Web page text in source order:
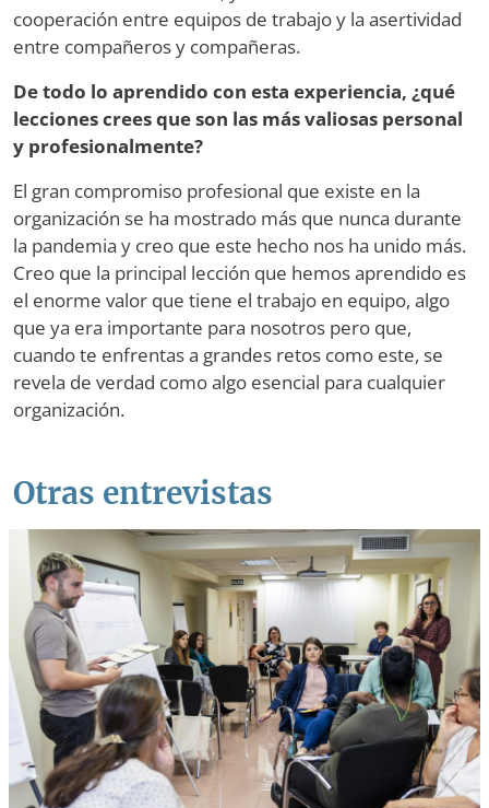
cooperación entre equipos de trabajo y la asertividad
entre compañeros y compañeras.
De todo lo aprendido con esta experiencia, ¿qué
lecciones crees que son las más valiosas personal
y profesionalmente?
El gran compromiso profesional que existe en la
organización se ha mostrado más que nunca durante
la pandemia y creo que este hecho nos ha unido más.
Creo que la principal lección que hemos aprendido es
el enorme valor que tiene el trabajo en equipo, algo
que ya era importante para nosotros pero que,
cuando te enfrentas a grandes retos como este, se
revela de verdad como algo esencial para cualquier
organización.
Otras entrevistas